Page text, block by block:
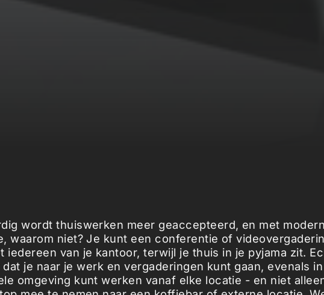
wordt thuiswerken meer geaccepteerd, en met
waarom niet? Je kunt een conferentie of
iedereen van je kantoor, terwijl je thuis in je pyjama zit.
je naar je werk en vergaderingen kunt gaan, evenals
omgeving kunt werken vanaf elke locatie - en niet